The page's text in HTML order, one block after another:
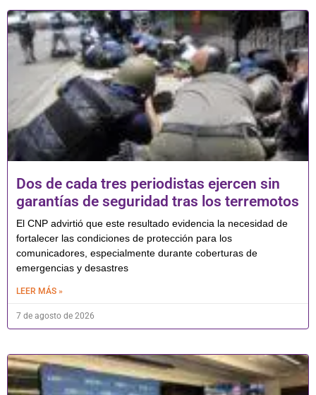
Dos de cada tres periodistas ejercen sin
garantías de seguridad tras los terremotos
El CNP advirtió que este resultado evidencia la necesidad de
fortalecer las condiciones de protección para los
comunicadores, especialmente durante coberturas de
emergencias y desastres
LEER MÁS »
7 de agosto de 2026